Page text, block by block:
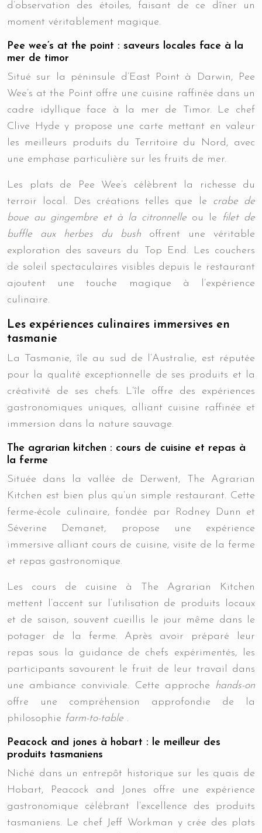
d’observation des étoiles, faisant de ce dîner un
moment véritablement magique.
Pee wee’s at the point : saveurs locales face à la
mer de timor
Situé sur la péninsule d’East Point à Darwin, Pee
Wee’s at the Point offre une cuisine raffinée dans un
cadre idyllique face à la mer de Timor. Le chef
Clive Hyde y propose une carte mettant en valeur
les meilleurs produits du Territoire du Nord, avec
une emphase particulière sur les fruits de mer.
Les plats de Pee Wee’s célèbrent la richesse du
terroir local. Des créations telles que le crabe de
boue au gingembre et à la citronnelle ou le
filet de
buffle aux herbes du bush offrent une véritable
exploration des saveurs du Top End. Les couchers
de soleil spectaculaires visibles depuis le restaurant
ajoutent une touche magique à l’expérience
culinaire.
Les expériences culinaires immersives en
tasmanie
La Tasmanie, île au sud de l’Australie, est réputée
pour la qualité exceptionnelle de ses produits et la
créativité de ses chefs. L’île offre des expériences
gastronomiques uniques, alliant cuisine raffinée et
immersion dans la nature sauvage.
The agrarian kitchen : cours de cuisine et repas à
la ferme
Située dans la vallée de Derwent, The Agrarian
Kitchen est bien plus qu’un simple restaurant. Cette
ferme-école culinaire, fondée par Rodney Dunn et
Séverine Demanet, propose une expérience
immersive alliant cours de cuisine, visite de la ferme
et repas gastronomique.
Les cours de cuisine à The Agrarian Kitchen
mettent l’accent sur l’utilisation de produits locaux
et de saison, souvent cueillis le jour même dans le
potager de la ferme. Après avoir préparé leur
repas sous la guidance de chefs expérimentés, les
participants savourent le fruit de leur travail dans
une ambiance conviviale. Cette approche hands-on
offre une compréhension approfondie de la
philosophie farm-to-table .
Peacock and jones à hobart : le meilleur des
produits tasmaniens
Niché dans un entrepôt historique sur les quais de
Hobart, Peacock and Jones offre une expérience
gastronomique célébrant l’excellence des produits
tasmaniens. Le chef Jeff Workman y crée des plats